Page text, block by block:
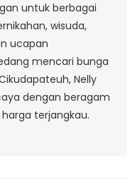
untuk berbagai
wisuda,
ucapan
mencari bunga
Nelly
dengan beragam
terjangkau.